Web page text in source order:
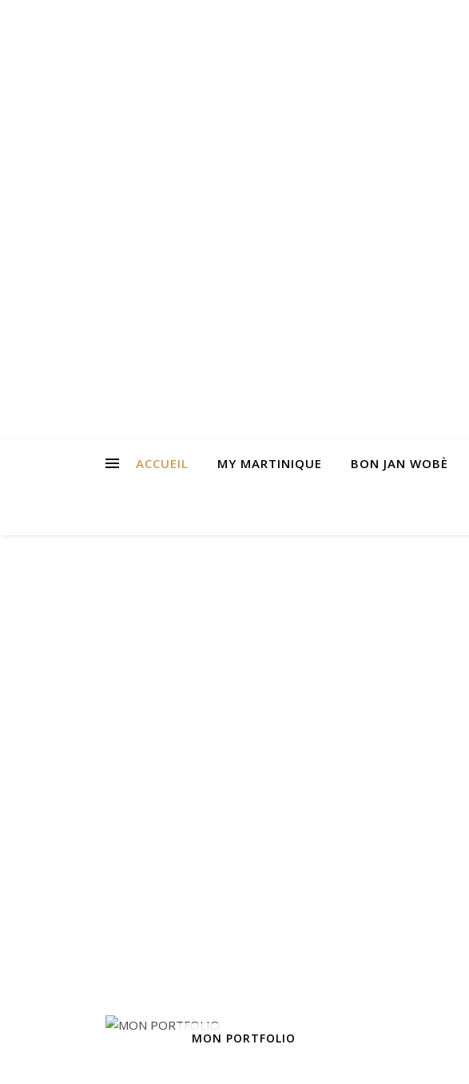
ACCUEIL MY MARTINIQUE BON JAN WOBÈ
MON PORTFOLIO